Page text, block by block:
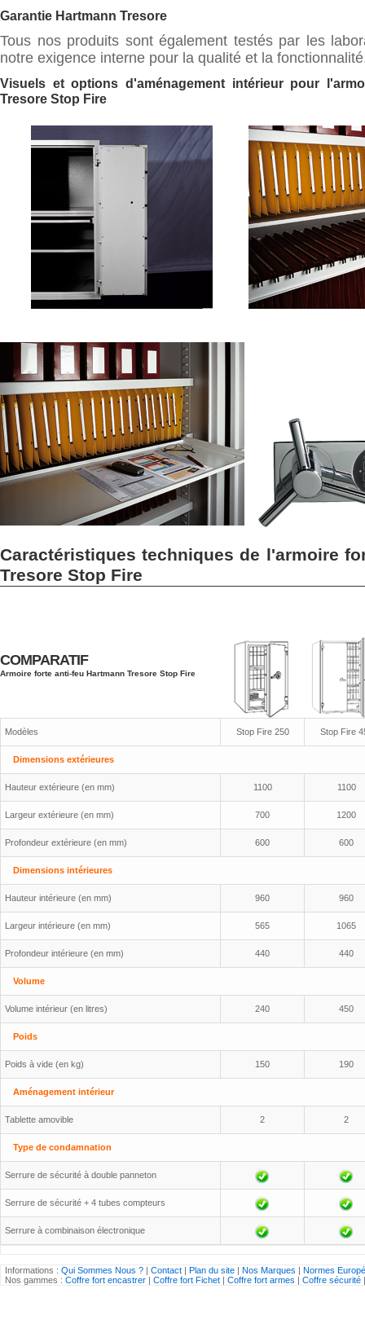
Garantie Hartmann Tresore
Tous nos produits sont également testés par les
notre exigence interne pour la qualité et la
Visuels et options d'aménagement intérieur pour
Tresore Stop Fire
Caractéristiques techniques de l'armoire
Tresore Stop Fire
COMPARATIF
Armoire forte anti-feu Hartmann Tresore Stop Fire
Modèles Stop Fire 250 Stop Fire
Dimensions extérieures
Hauteur extérieure (en mm) 1100 1100
Largeur extérieure (en mm) 700 1200
Profondeur extérieure (en mm) 600 600
Dimensions intérieures
Hauteur intérieure (en mm) 960 960
Largeur intérieure (en mm) 565 1065
Profondeur intérieure (en mm) 440 440
Volume
Volume intérieur (en litres) 240 450
Poids
Poids à vide (en kg) 150 190
Aménagement intérieur
Tablette amovible 2 2
Type de condamnation
Serrure de sécurité à double panneton
Serrure de sécurité + 4 tubes compteurs
Serrure à combinaison électronique
Informations :Qui Sommes Nous ? |Contact |Plan du site |Nos Marques |Normes
Nos gammes :Coffre fort encastrer |Coffre fort Fichet |Coffre fort armes |Coffre sécurité